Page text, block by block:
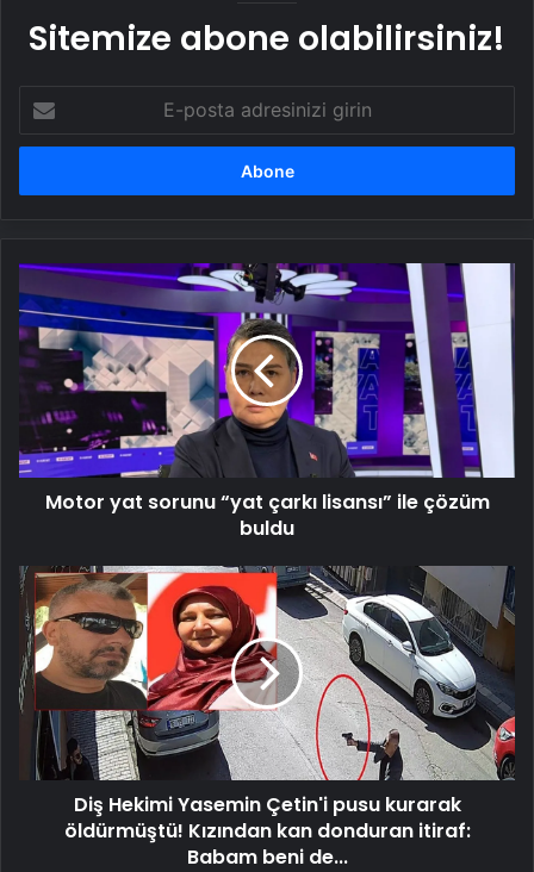
Sitemize abone olabilirsiniz!
posta
adresinizi
Motor
yat
sorunu
“yat
çarkı
lisansı”
ile
çözüm
buldu
Motor yat sorunu “yat çarkı lisansı” ile çözüm
buldu
Diş
Hekimi
Yasemin
Çetin'i
pusu
kurarak
öldürmüştü!
Kızından
kan
donduranDiş Hekimi Yasemin Çetin'i pusu kurarak
öldürmüştü! Kızından kan donduran itiraf:
Babam beni de...